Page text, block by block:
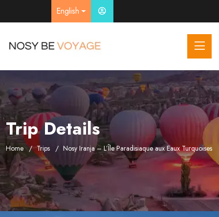
English
Trip Details
Home Trips Nosy Iranja – L’Île Paradisiaque aux Eaux Turquoises